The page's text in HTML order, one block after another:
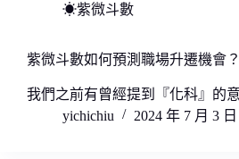
☀紫微斗數
紫微斗數如何預測職場升遷機會？
我們之前有曾經提到『化科』的
yichichiu
2024 年 7 月 3 日